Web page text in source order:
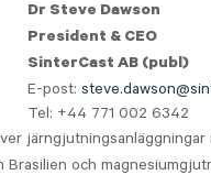
Dr Steve Dawson
President & CEO
SinterCast AB (publ)
E-post:
Tel: +44 771 002 6342
järngjutningsanläggningar
och